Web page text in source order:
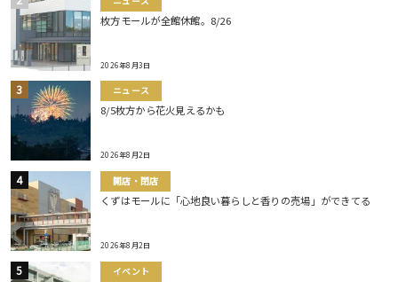
枚方モールが全館休館。8/26
2026年8月3日
ニュース
8/5枚方から花火見えるかも
2026年8月2日
開店・閉店
くずはモールに「心地良い暮らしと香りの売場」ができてる
2026年8月2日
イベント